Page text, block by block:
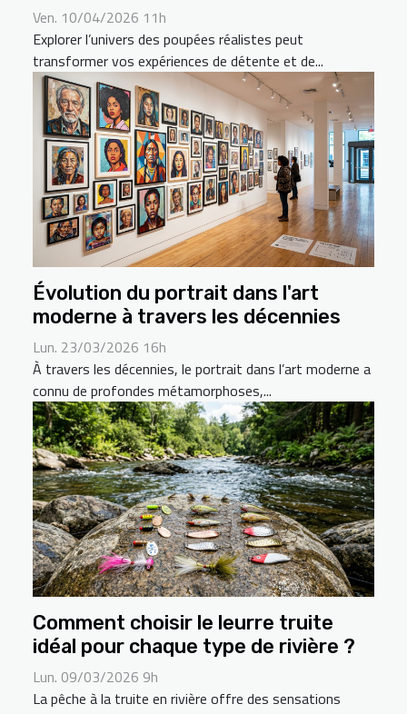
Ven. 10/04/2026 11h
Explorer l’univers des poupées réalistes peut
transformer vos expériences de détente et de...
Évolution du portrait dans l'art
moderne à travers les décennies
Lun. 23/03/2026 16h
À travers les décennies, le portrait dans l’art moderne a
connu de profondes métamorphoses,...
Comment choisir le leurre truite
idéal pour chaque type de rivière ?
Lun. 09/03/2026 9h
La pêche à la truite en rivière offre des sensations